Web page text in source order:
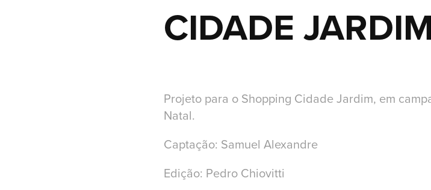
CIDADE
Projeto para o Shopping Cidade Jardim, em
Natal.
Captação: Samuel Alexandre
Edição: Pedro Chiovitti